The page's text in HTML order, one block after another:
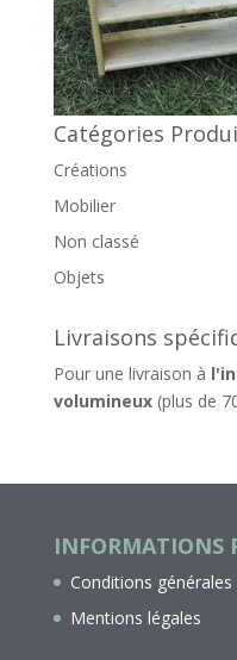
Catégories
Créations
Mobilier
Non classé
Objets
Livraisons
Pour une livraison à
volumineux(plus de
INFORMATIONS
Conditions
Mentions légales